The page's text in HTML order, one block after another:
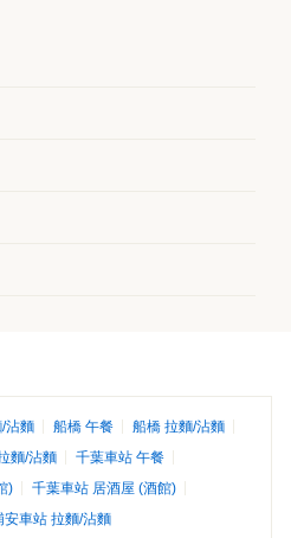
沾麵 船橋 午餐
船橋 拉麵/沾麵
麵/沾麵
千葉車站 午餐
)
千葉車站 居酒屋 (酒館)
安車站 拉麵/沾麵